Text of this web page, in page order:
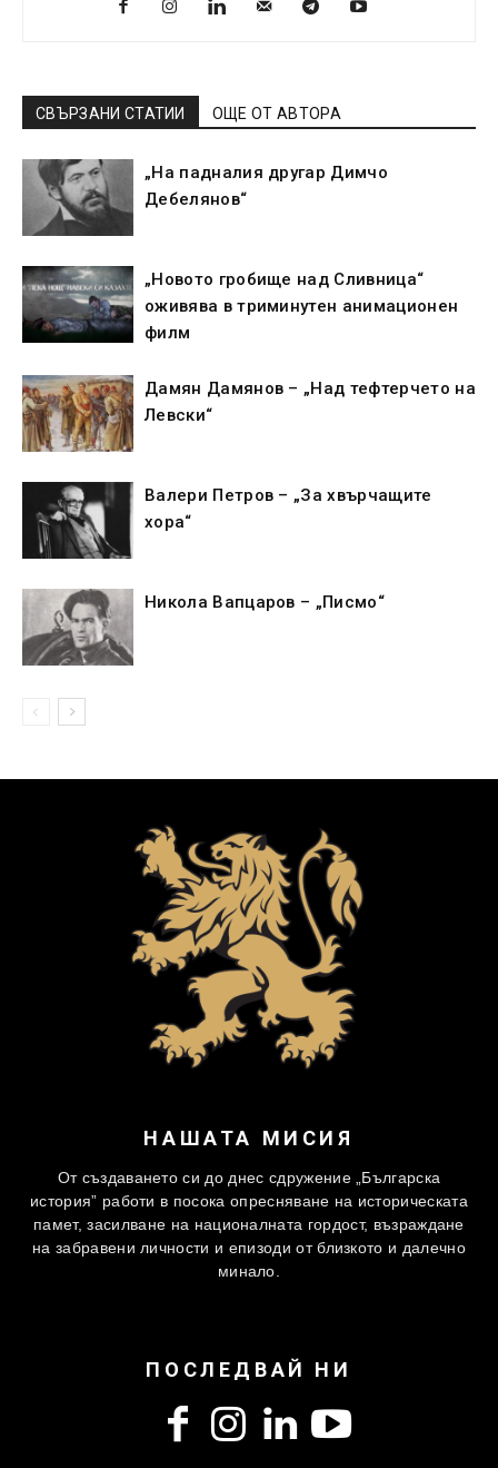
СВЪРЗАНИ СТАТИИ ОЩЕ ОТ АВТОРА
„На падналия другар Димчо
Дебелянов“
„Новото гробище над Сливница“
оживява в триминутен анимационен
филм
Дамян Дамянов – „Над тефтерчето на
Левски“
Валери Петров – „За хвърчащите
хора“
Никола Вапцаров – „Писмо“
НАШАТА МИСИЯ
От създаването си до днес сдружение „Българска
история” работи в посока опресняване на историческата
памет, засилване на националната гордост, възраждане
на забравени личности и епизоди от близкото и далечно
минало.
ПОСЛЕДВАЙ НИ